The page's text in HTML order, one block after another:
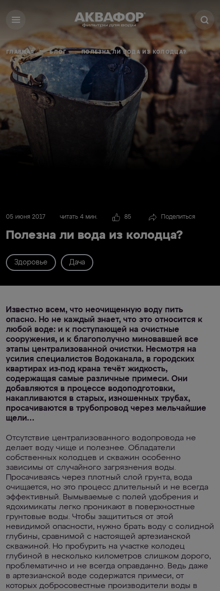
ГЛАВНАЯ БЛОГ ПОЛЕЗНА ЛИ ВОДА ИЗ КОЛОДЦА?
05 июня 2017 читать 4 мин. 85 Поделиться
Полезна ли вода из колодца?
Здоровье Дача
Известно всем, что неочищенную воду пить
опасно. Но не каждый знает, что это относится к
любой воде: и к поступающей на очистные
сооружения, и к благополучно миновавшей все
этапы централизованной очистки. Несмотря на
усилия специалистов Водоканала, в городских
квартирах из-под крана течёт жидкость,
содержащая самые различные примеси. Они
добавляются в процессе водоподготовки,
накапливаются в старых, изношенных трубах,
просачиваются в трубопровод через мельчайшие
щели…
Отсутствие централизованного водопровода не
делает воду чище и полезнее. Обладатели
собственных колодцев и скважин особенно
зависимы от случайного загрязнения воды.
Просачиваясь через плотный слой грунта, вода
очищается, но это процесс длительный и не всегда
эффективный. Вымываемые с полей удобрения и
ядохимикаты легко проникают в поверхностные
грунтовые воды. Чтобы защититься от этой
невидимой опасности, нужно брать воду с солидной
глубины, сравнимой с настоящей артезианской
скважиной. Но пробурить на участке колодец
глубиной в несколько километров слишком дорого,
проблематично и не всегда оправданно. Ведь даже
в артезианской воде содержатся примеси, от
которых добросовестные производители воды в